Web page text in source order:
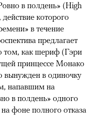
в полдень» (High
которого
в течение
предлагает
том, как шериф (Гэри
принцессе Монако
вынужден в одиночку
напавшим на
в полдень» одного
фоне полного отказа